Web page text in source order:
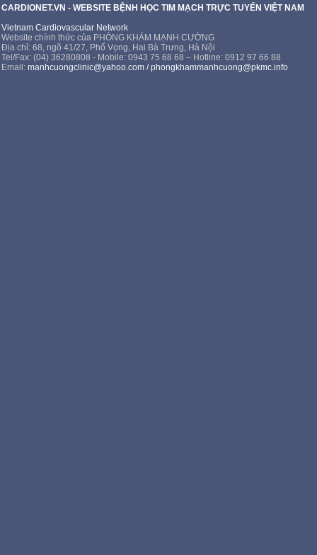
CARDIONET.VN - WEBSITE BỆNH HỌC TIM MẠCH TRỰC TUYẾN VIỆT NAM
Vietnam Cardiovascular Network
Website chính thức của PHÒNG KHÁM MẠNH CƯỜNG
Địa chỉ: 68, ngõ 41/27, Phố Vọng, Hai Bà Trưng, Hà Nội
Tel/Fax: (04) 36280808 - Mobile: 0943 75 68 68 – Hotline: 0912 97 66 88
Email:manhcuongclinic@yahoo.com /phongkhammanhcuong@pkmc.info